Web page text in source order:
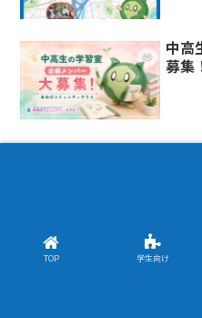
中高
募集
Copyright © 2020 あおばコ
TOP 学生向け